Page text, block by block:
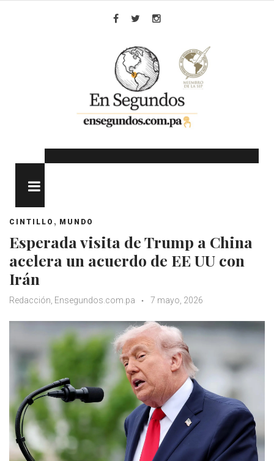
CINTILLO , MUNDO
Esperada visita de Trump a China
acelera un acuerdo de EE UU con
Irán
Redacción, Ensegundos.com.pa 7 mayo, 2026